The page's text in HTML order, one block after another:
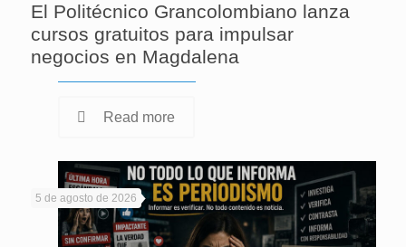
El Politécnico Grancolombiano lanza
cursos gratuitos para impulsar
negocios en Magdalena
Read more
5 de agosto de 2026